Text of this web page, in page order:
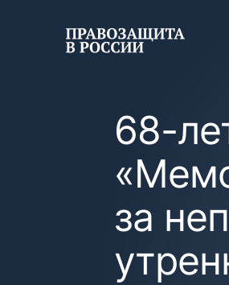
68-
за